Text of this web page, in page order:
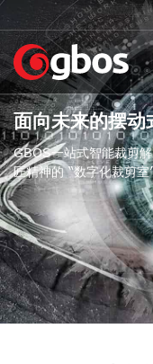
转
到
主
要
内
容
面向未来的摆动
GBOS一站式智能裁剪
匠精神的 “数字化裁剪室